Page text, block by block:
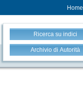
Home
Ricerca su indici
Archivio di Autorità